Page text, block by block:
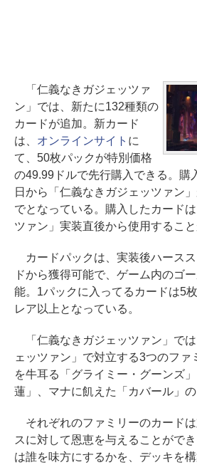
「仁義なきガジェッツァ
ン」では、新たに132種類の
カードが追加。新カード
は、 オンラインサイト に
て、50枚パックが特別価格
の49.99ドルで先行購入できる。購
日から「仁義なきガジェッツァン
でとなっている。購入したカード
ツァン」実装直後から使用すること
カードパックは、実装後ハース
ドから獲得可能で、ゲーム内のゴ
能。1パックに入ってるカードは5
レア以上となっている。
「仁義なきガジェッツァン」で
ェッツァン」で対立する3つのファ
を牛耳る「グライミー・グーンズ
蓮」、マナに飢えた「カバール」の
それぞれのファミリーのカード
スに対して恩恵を与えることがで
は誰を味方にするかを、デッキを